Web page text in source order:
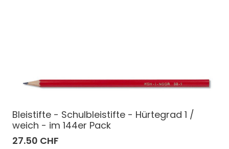
Bleistifte - Schulbleistifte - Hürtegrad 1 /
weich - im 144er Pack
27.50 CHF